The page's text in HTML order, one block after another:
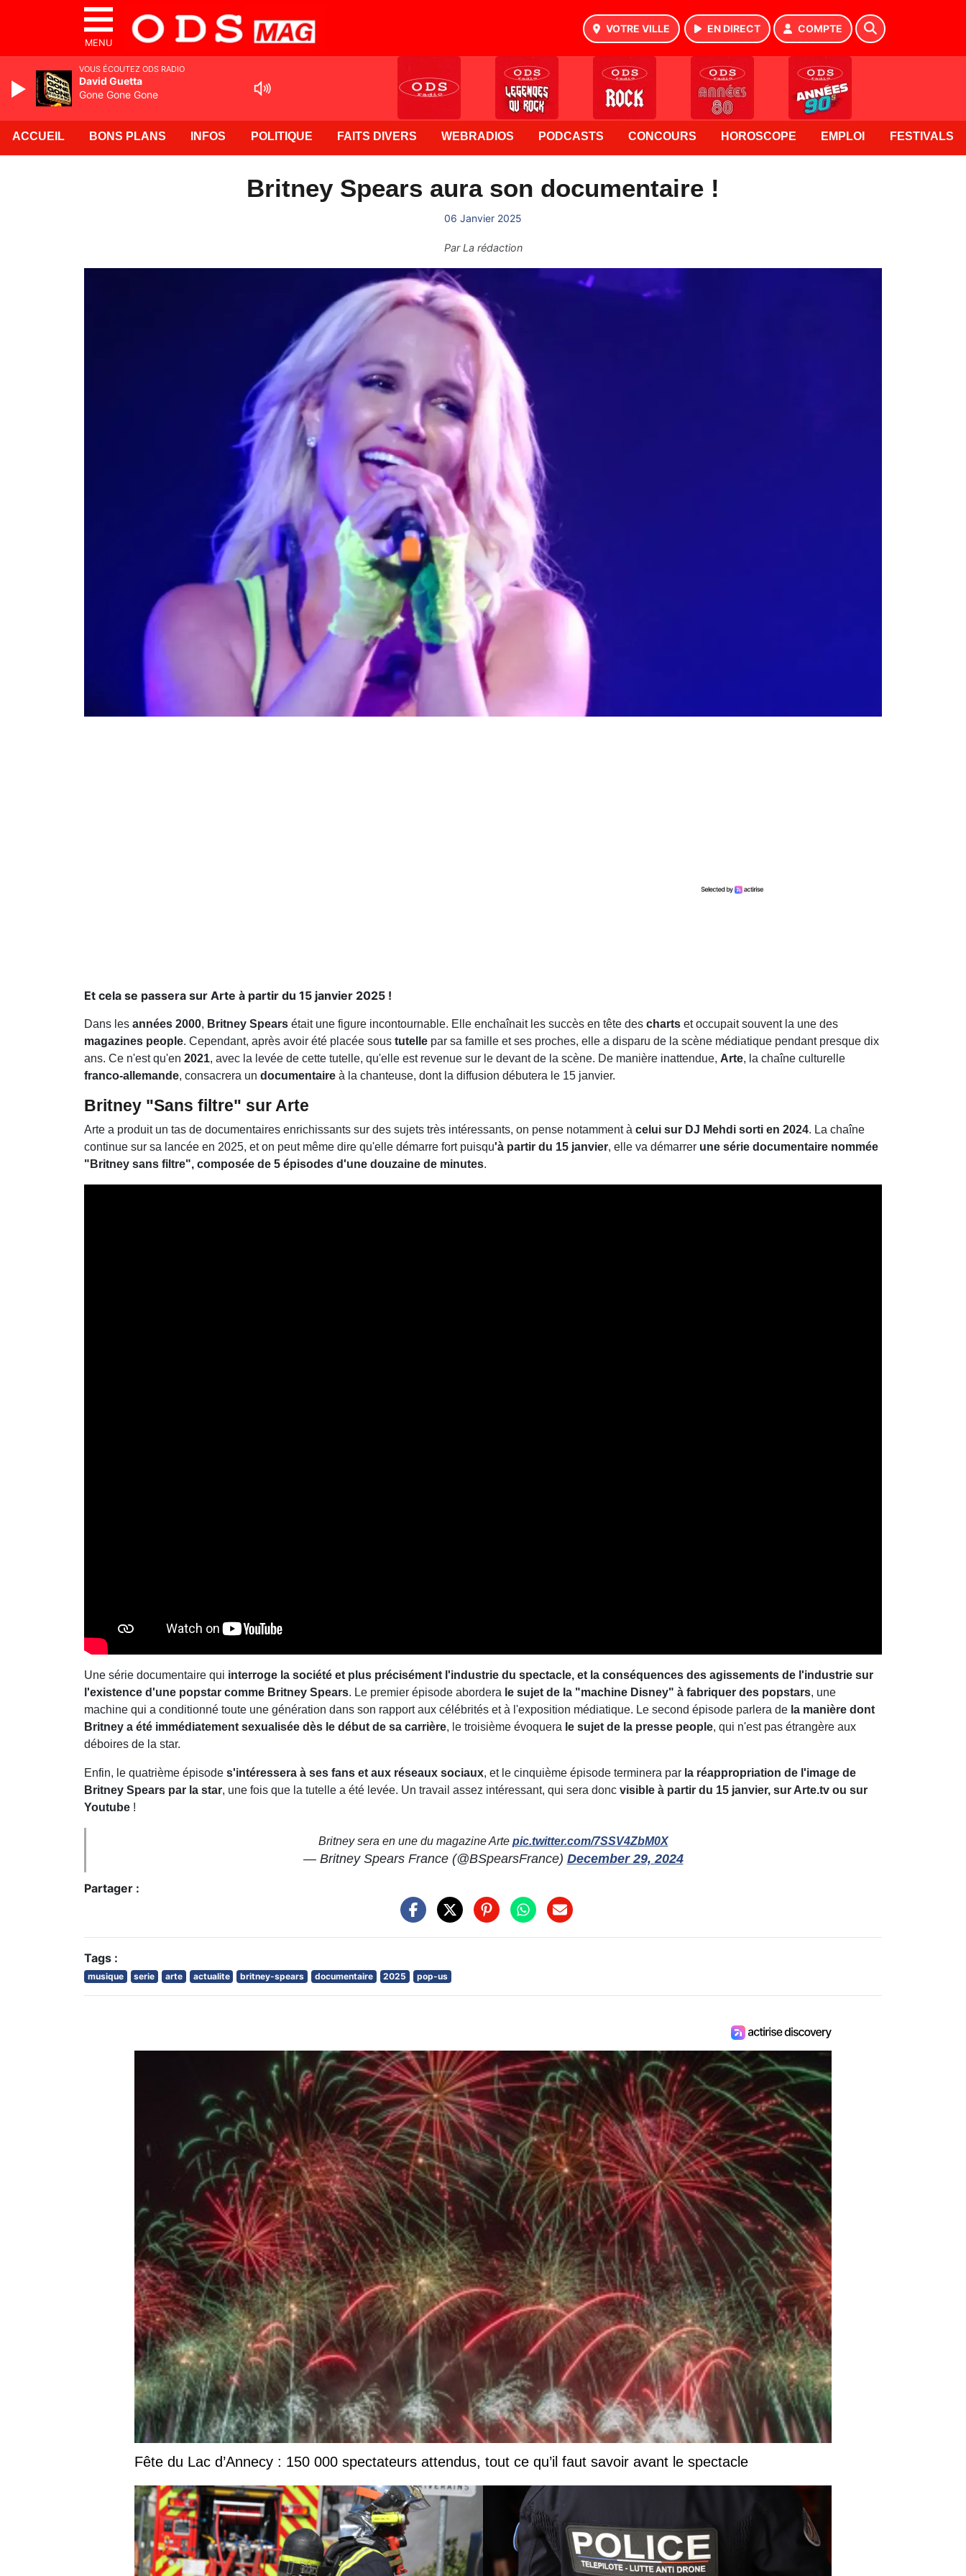
MENU
VOTRE VILLE EN DIRECT COMPTE
ACCUEIL BONS PLANS INFOS POLITIQUE FAITS DIVERS WEBRADIOS PODCASTS CONCOURS HOROSCOPE EMPLOI FESTIVALS
Britney Spears aura son documentaire !
06 Janvier 2025
ParLa rédaction
Et cela se passera sur Arte à partir du 15 janvier 2025 !
Dans les années 2000, Britney Spears était une figure incontournable. Elle enchaînait les succès en tête des charts et occupait souvent la une des
magazines people. Cependant, après avoir été placée sous tutelle par sa famille et ses proches, elle a disparu de la scène médiatique pendant presque dix
ans. Ce n'est qu'en 2021, avec la levée de cette tutelle, qu'elle est revenue sur le devant de la scène. De manière inattendue, Arte, la chaîne culturelle
franco-allemande, consacrera un documentaire à la chanteuse, dont la diffusion débutera le 15 janvier.
Britney "Sans filtre" sur Arte
Arte a produit un tas de documentaires enrichissants sur des sujets très intéressants, on pense notamment à celui sur DJ Mehdi sorti en 2024. La chaîne
continue sur sa lancée en 2025, et on peut même dire qu'elle démarre fort puisqu'à partir du 15 janvier, elle va démarrer une série documentaire nommée
"Britney sans filtre", composée de 5 épisodes d'une douzaine de minutes.
Une série documentaire qui interroge la société et plus précisément l'industrie du spectacle, et la conséquences des agissements de l'industrie sur
l'existence d'une popstar comme Britney Spears. Le premier épisode abordera le sujet de la "machine Disney" à fabriquer des popstars, une
machine qui a conditionné toute une génération dans son rapport aux célébrités et à l'exposition médiatique. Le second épisode parlera de la manière dont
Britney a été immédiatement sexualisée dès le début de sa carrière, le troisième évoquera le sujet de la presse people, qui n'est pas étrangère aux
déboires de la star.
Enfin, le quatrième épisode s'intéressera à ses fans et aux réseaux sociaux, et le cinquième épisode terminera par la réappropriation de l'image de
Britney Spears par la star, une fois que la tutelle a été levée. Un travail assez intéressant, qui sera donc visible à partir du 15 janvier, sur Arte.tv ou sur
Youtube !
Britney sera en une du magazine Arte pic.twitter.com/7SSV4ZbM0X
— Britney Spears France (@BSpearsFrance) December 29, 2024
Partager :
Tags :
musique serie arte actualite britney-spears documentaire 2025 pop-us
Fête du Lac d’Annecy : 150 000 spectateurs attendus, tout ce qu’il faut savoir avant le spectacle
VOUS ÉCOUTEZ ODS RADIO
David Guetta
Gone Gone Gone